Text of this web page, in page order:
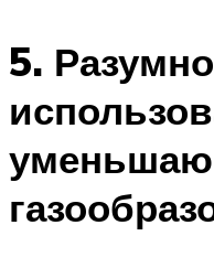
5. Разумно